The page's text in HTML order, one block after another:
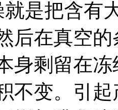
是把含有
后在真空
身剩留在
不变。引